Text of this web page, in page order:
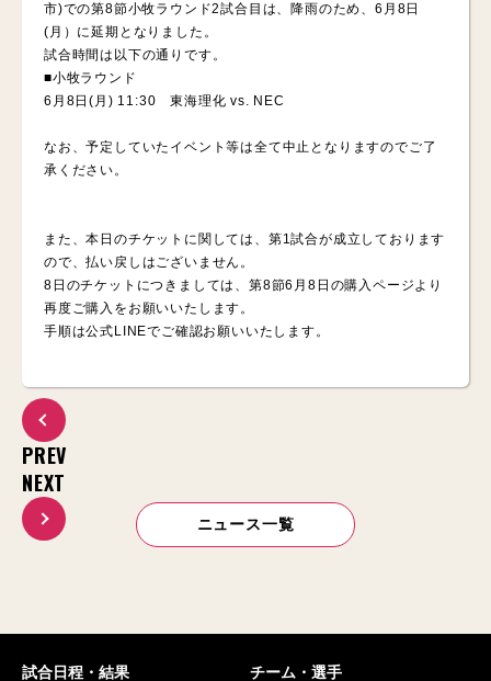
市)での第8節小牧ラウンド2試合目は、降雨のため、6月8日
(月）に延期となりました。
試合時間は以下の通りです。
■小牧ラウンド
6月8日(月) 11:30 東海理化 vs. NEC
なお、予定していたイベント等は全て中止となりますのでご了
承ください。
また、本日のチケットに関しては、第1試合が成立しております
ので、払い戻しはございません。
8日のチケットにつきましては、第8節6月8日の購入ページより
再度ご購入をお願いいたします。
手順は公式LINEでご確認お願いいたします。
PREV
ニュース一覧
NEXT
試合日程・結果
チーム・選手